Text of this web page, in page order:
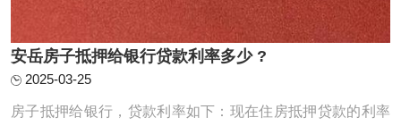
安岳房子抵押给银行贷款利率多少 ?
2025-03-25
房子抵押给银行，贷款利率如下：现在住房抵押贷款的利率